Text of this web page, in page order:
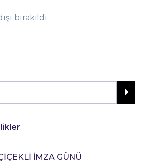
bırakıldı.
İMZA GÜNÜ